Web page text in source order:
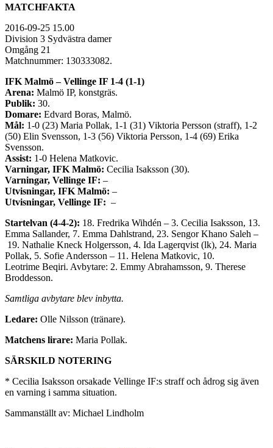
MATCHFAKTA
2016-09-25 15.00
Division 3 Sydvästra damer
Omgång 21
Matchnummer: 130333082.
IFK Malmö – Vellinge IF 1-4 (1-1)
Arena: Malmö IP, konstgräs.
Publik: 30.
Domare: Edvard Boras, Malmö.
Mål: 1-0 (23) Maria Pollak, 1-1 (31) Viktoria Persson (straff), 1-2
(50) Elin Svensson, 1-3 (56) Viktoria Persson, 1-4 (69) Erika
Svensson.
Assist: 1-0 Helena Matkovic.
Varningar, IFK Malmö: Cecilia Isaksson (30).
Varningar, Vellinge IF: –
Utvisningar, IFK Malmö: –
Utvisningar, Vellinge IF: –
Startelvan (4-4-2): 18. Fredrika Wihdén – 3. Cecilia Isaksson, 13.
Emma Sallander, 7. Emma Dahlstrand, 23. Sengor Khano Saleh –
19. Nathalie Kneck Holgersson, 4. Ida Lagerqvist (lk), 24. Maria
Pollak, 5. Sofie Andersson – 11. Helena Matkovic, 10.
Leotrime Beqiri. Avbytare: 2. Emmy Abrahamsson, 9. Therese
Broddesson.
Samtliga avbytare blev inbytta.
Ledare: Olle Nilsson (tränare).
Matchens lirare: Maria Pollak.
SÄRSKILD NOTERING
* Cecilia Isaksson orsakade Vellinge IF:s straff och ådrog sig även
en varning i samma situation.
Sammanställt av: Michael Lindholm